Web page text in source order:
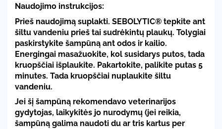
Naudojimo instrukcijos:
Prieš naudojimą suplakti. SEBOLYTIC® tepkite ant
šiltu vandeniu prieš tai sudrėkintų plaukų. Tolygiai
paskirstykite šampūną ant odos ir kailio.
Energingai masažuokite, kol susidarys putos, tada
kruopščiai išplaukite. Pakartokite, palikite putas 5
minutes. Tada kruopščiai nuplaukite šiltu
vandeniu.
Jei šį šampūną rekomendavo veterinarijos
gydytojas, laikykitės jo nurodymų (jei reikia,
šampūną galima naudoti du ar tris kartus per